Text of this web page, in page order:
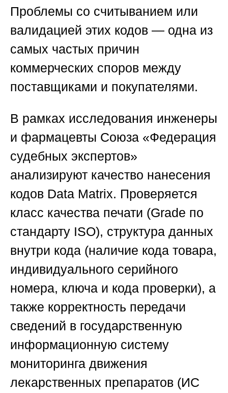
Проблемы со считыванием или
валидацией этих кодов — одна из
самых частых причин
коммерческих споров между
поставщиками и покупателями.
В рамках исследования инженеры
и фармацевты Союза «Федерация
судебных экспертов»
анализируют качество нанесения
кодов Data Matrix. Проверяется
класс качества печати (Grade по
стандарту ISO), структура данных
внутри кода (наличие кода товара,
индивидуального серийного
номера, ключа и кода проверки), а
также корректность передачи
сведений в государственную
информационную систему
мониторинга движения
лекарственных препаратов (ИС